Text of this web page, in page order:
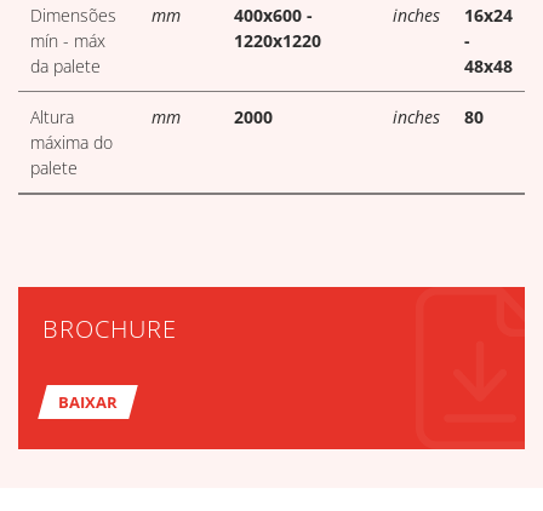
Dimensões
mín - máx
da palete
mm
400x600 -
1220x1220
inches
16x24
-
48x48
Altura
máxima do
palete
mm 2000 inches 80
BROCHURE
BAIXAR